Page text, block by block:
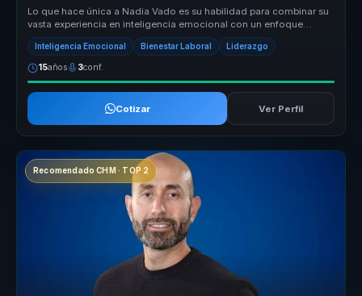
Lo que hace única a Nadia Vado es su habilidad para combinar su
vasta experiencia en inteligencia emocional con un enfoque
práctico y apl...
Inteligencia Emocional Bienestar Laboral Liderazgo
15años 3conf.
Cotizar Ver Perfil
Recomendado CHM · TOP 2